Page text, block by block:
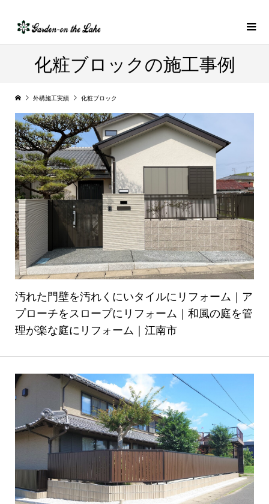
化粧ブロックの施工事例
外構施工実績 化粧ブロック
汚れた門壁を汚れくにいタイルにリフォーム｜ア
プローチをスロープにリフォーム｜和風の庭を管
理が楽な庭にリフォーム｜江南市